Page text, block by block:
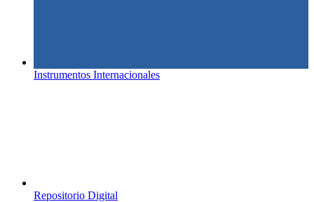
Instrumentos Internacionales
Repositorio Digital